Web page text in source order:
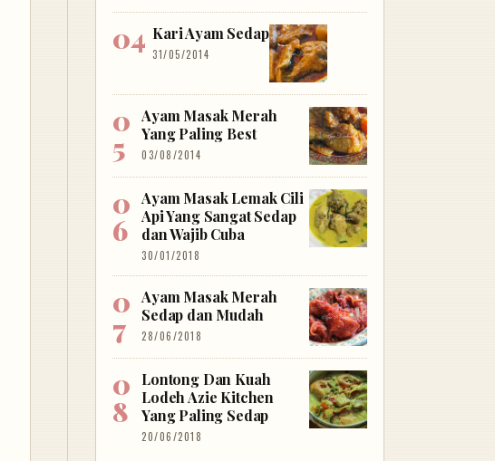
Kari Ayam Sedap
31/05/2014
Ayam Masak Merah
Yang Paling Best
03/08/2014
Ayam Masak Lemak Cili
Api Yang Sangat Sedap
dan Wajib Cuba
30/01/2018
Ayam Masak Merah
Sedap dan Mudah
28/06/2018
Lontong Dan Kuah
Lodeh Azie Kitchen
Yang Paling Sedap
20/06/2018